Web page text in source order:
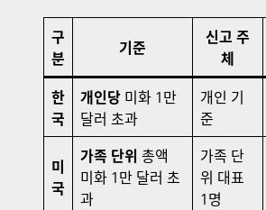
구
분
기준
신고 주
체
한
국
개인당 미화 1만
달러 초과
개인 기
준
미
국
가족 단위 총액
미화 1만 달러 초
과
가족 단
위 대표
1명